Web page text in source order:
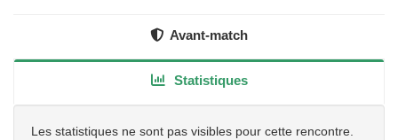
Avant-match
Statistiques
Les statistiques ne sont pas visibles pour cette rencontre.